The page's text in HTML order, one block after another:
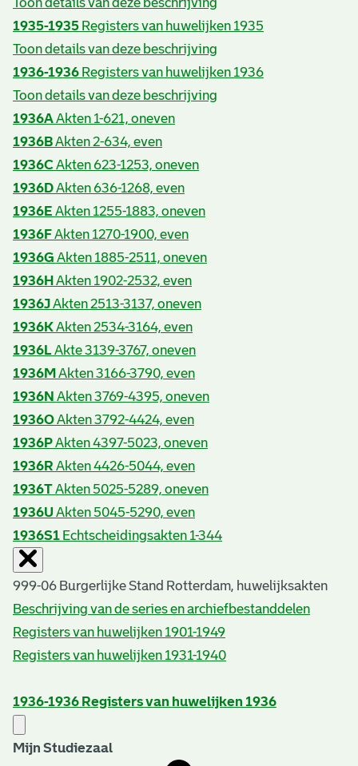
1935-1935 Registers van huwelijken 1935
Toon details van deze beschrijving
1936-1936 Registers van huwelijken 1936
Toon details van deze beschrijving
1936AAkten 1-621, oneven
1936BAkten 2-634, even
1936CAkten 623-1253, oneven
1936DAkten 636-1268, even
1936E Akten 1255-1883, oneven
1936FAkten 1270-1900, even
1936G Akten 1885-2511, oneven
1936HAkten 1902-2532, even
1936JAkten 2513-3137, oneven
1936KAkten 2534-3164, even
1936LAkte 3139-3767, oneven
1936MAkten 3166-3790, even
1936N Akten 3769-4395, oneven
1936OAkten 3792-4424, even
1936PAkten 4397-5023, oneven
1936R Akten 4426-5044, even
1936TAkten 5025-5289, oneven
1936U Akten 5045-5290, even
1936S1 Echtscheidingsakten 1-344
999-06 Burgerlijke Stand Rotterdam, huwelijksakten
Beschrijving van de series en archiefbestanddelen
Registers van huwelijken 1901-1949
Registers van huwelijken 1931-1940
1936-1936 Registers van huwelijken 1936
Mijn Studiezaal